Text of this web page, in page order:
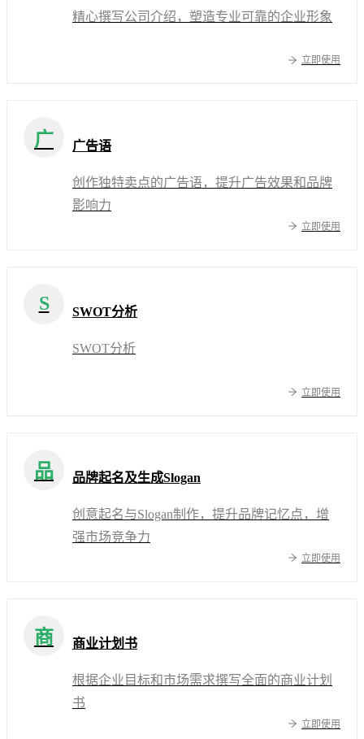
精心撰写公司介绍，塑造专业可靠的企业形象
立即使用
广 广告语
创作独特卖点的广告语，提升广告效果和品牌
影响力
立即使用
S SWOT分析
SWOT分析
立即使用
品 品牌起名及生成Slogan
创意起名与Slogan制作，提升品牌记忆点，增
强市场竞争力
立即使用
商 商业计划书
根据企业目标和市场需求撰写全面的商业计划
书
立即使用